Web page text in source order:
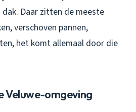
Daar zitten de meeste
verschoven pannen,
het komt allemaal door die
Veluwe-omgeving